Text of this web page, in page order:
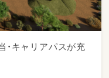
・キャリアパスが充